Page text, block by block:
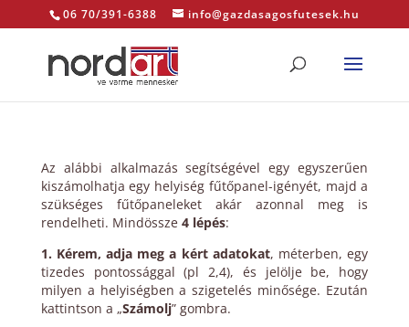
06 70/391-6388 info@gazdasagosfutesek.hu
Az alábbi alkalmazás segítségével egy egyszerűen
kiszámolhatja egy helyiség fűtőpanel-igényét, majd a
szükséges fűtőpaneleket akár azonnal meg is
rendelheti. Mindössze 4 lépés:
1. Kérem, adja meg a kért adatokat, méterben, egy
tizedes pontossággal (pl 2,4), és jelölje be, hogy
milyen a helyiségben a szigetelés minősége. Ezután
kattintson a „Számolj” gombra.